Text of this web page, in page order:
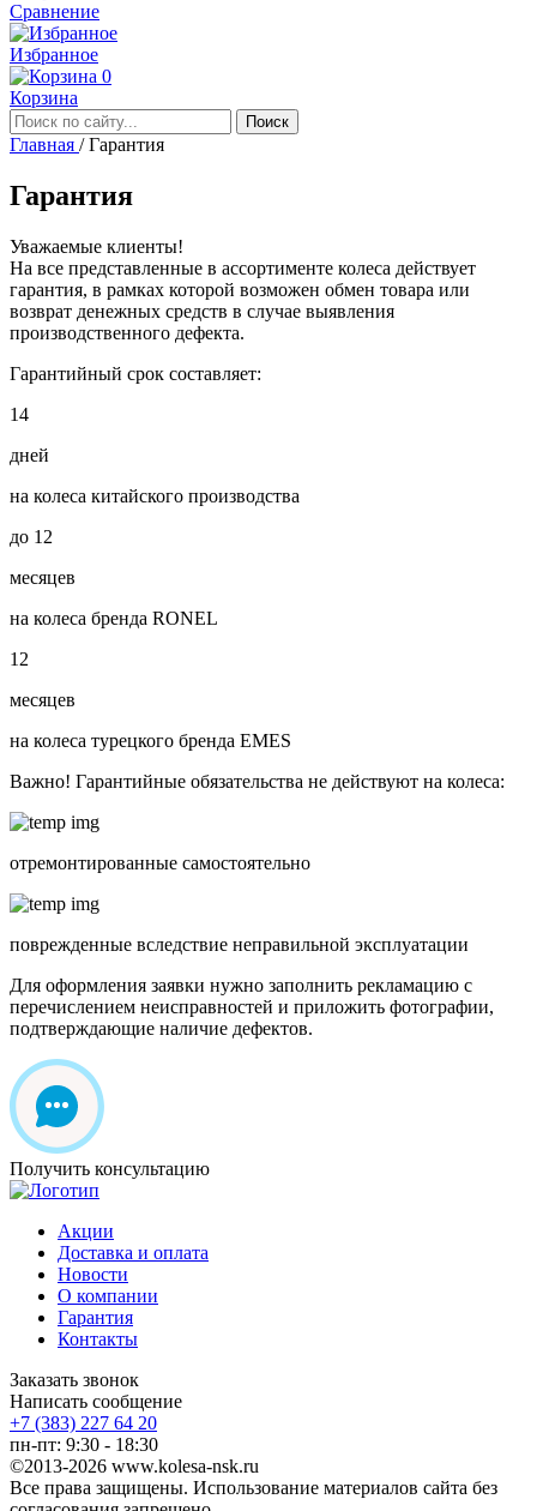
Сравнение
Избранное
0
Корзина
Главная / Гарантия
Гарантия
Уважаемые клиенты!
На все представленные в ассортименте колеса действует
гарантия, в рамках которой возможен обмен товара или
возврат денежных средств в случае выявления
производственного дефекта.
Гарантийный срок составляет:
14
дней
на колеса китайского производства
до 12
месяцев
на колеса бренда RONEL
12
месяцев
на колеса турецкого бренда EMES
Важно! Гарантийные обязательства не действуют на колеса:
отремонтированные самостоятельно
поврежденные вследствие неправильной эксплуатации
Для оформления заявки нужно заполнить рекламацию с
перечислением неисправностей и приложить фотографии,
подтверждающие наличие дефектов.
Получить консультацию
Акции
Доставка и оплата
Новости
О компании
Гарантия
Контакты
Заказать звонок
Написать сообщение
+7 (383) 227 64 20
пн-пт: 9:30 - 18:30
©2013-2026 www.kolesa-nsk.ru
Все права защищены. Использование материалов сайта без